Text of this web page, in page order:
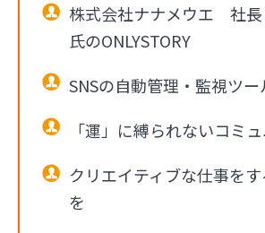
株式会社ナナメウエ 社
氏のONLYSTORY
SNSの自動管理・監視ツー
「運」に縛られないコミ
クリエイティブな仕事を
を